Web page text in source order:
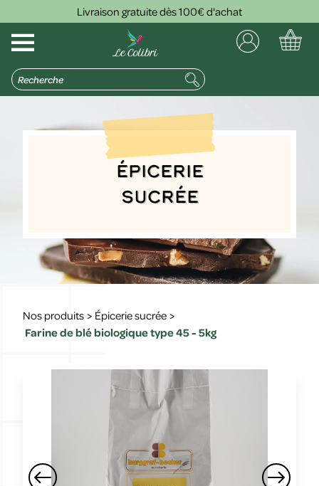
Livraison gratuite dès 100€ d'achat
Épicerie
sucrée
Nos produits > Épicerie sucrée >
Farine de blé biologique type 45 - 5kg